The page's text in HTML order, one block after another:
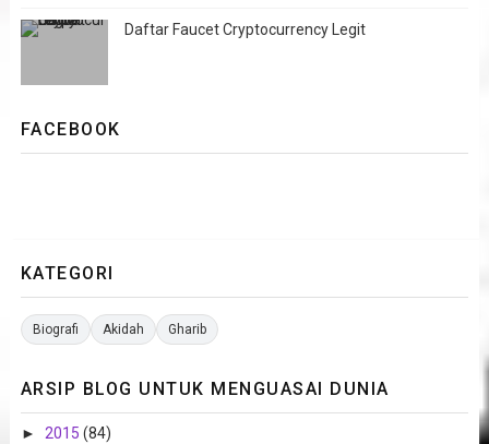
Daftar Faucet Cryptocurrency Legit
FACEBOOK
KATEGORI
Biografi Akidah Gharib
ARSIP BLOG UNTUK MENGUASAI DUNIA
► 2015 (84)